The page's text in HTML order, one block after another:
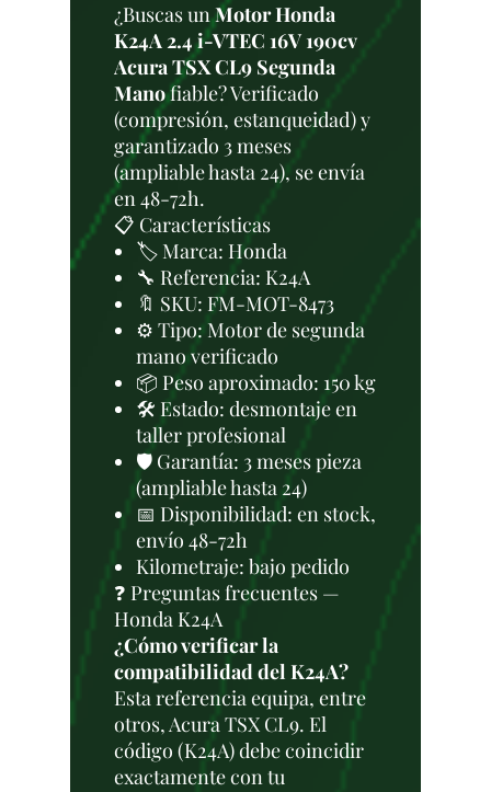
¿Buscas unMotor Honda
K24A 2.4 i-VTEC 16V 190cv
Acura TSX CL9 Segunda
Manofiable? Verificado
(compresión, estanqueidad) y
garantizado 3 meses
(ampliable hasta 24), se envía
en 48-72h.
📋 Características
🏷️ Marca: Honda
🔧 Referencia: K24A
🔖 SKU: FM-MOT-8473
⚙️ Tipo: Motor de segunda
mano verificado
📦 Peso aproximado: 150 kg
🛠 Estado: desmontaje en
taller profesional
🛡️ Garantía: 3 meses pieza
(ampliable hasta 24)
📅 Disponibilidad: en stock,
envío 48-72h
Kilometraje: bajo pedido
❓ Preguntas frecuentes —
Honda K24A
¿Cómo verificar la
compatibilidad del K24A?
Esta referencia equipa, entre
otros, Acura TSX CL9. El
código (K24A) debe coincidir
exactamente con tu